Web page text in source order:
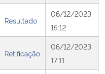
Resultado
06/12/2023
15:12
Retificação
06/12/2023
17:11